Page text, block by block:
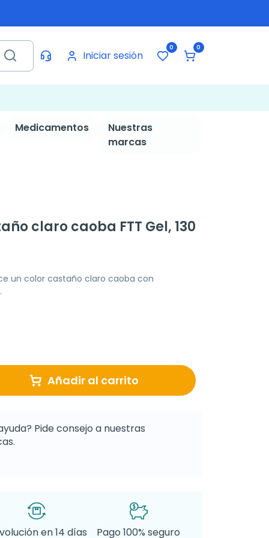
Iniciar sesión
0 0
Medicamentos
Nuestras
marcas
claro caoba FTT Gel, 130
un color castaño claro caoba con
Añadir al carrito
Pide consejo a nuestras
en 14 días
Pago 100% seguro